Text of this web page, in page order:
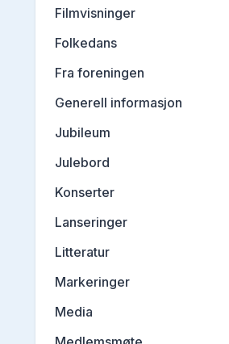
Filmvisninger
Folkedans
Fra foreningen
Generell informasjon
Jubileum
Julebord
Konserter
Lanseringer
Litteratur
Markeringer
Media